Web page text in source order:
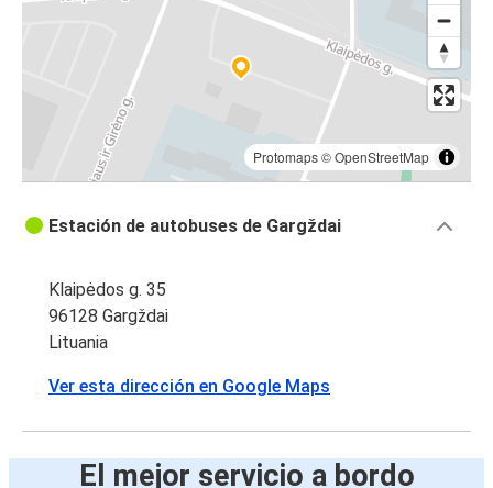
Protomaps©OpenStreetMap
Estación de autobuses de Gargždai
Klaipėdos g. 35
96128 Gargždai
Lituania
Ver esta dirección en Google Maps
El mejor servicio a bordo